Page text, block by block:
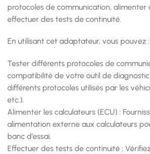
protocoles de communication, alimenter
effectuer des tests de continuité.
En utilisant cet adaptateur, vous pouvez :
Tester différents protocoles de
compatibilité de votre outil de
différents protocoles utilisés par les
etc.).
Alimenter les calculateurs (ECU) :
alimentation externe aux calculateurs
banc d’essai.
Effectuer des tests de continuité :